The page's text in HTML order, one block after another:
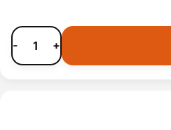
- +